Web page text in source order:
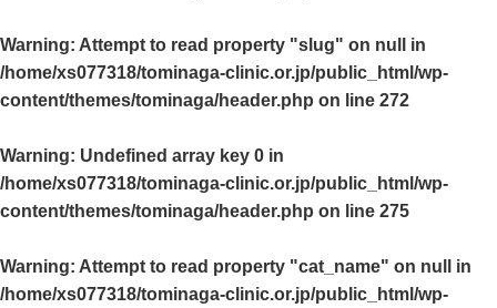
Warning: Attempt to read property "slug" on null in
/home/xs077318/tominaga-clinic.or.jp/public_html/wp-
content/themes/tominaga/header.php on line 272
Warning: Undefined array key 0 in
/home/xs077318/tominaga-clinic.or.jp/public_html/wp-
content/themes/tominaga/header.php on line 275
Warning: Attempt to read property "cat_name" on null in
/home/xs077318/tominaga-clinic.or.jp/public_html/wp-